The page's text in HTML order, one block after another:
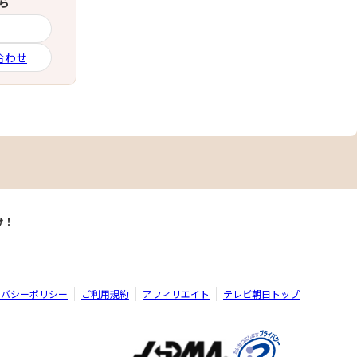
わせ
シーポリシー ご利用規約 アフィリエイト テレビ朝日トップ